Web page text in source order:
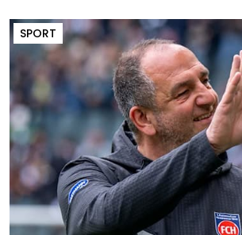
SPORT